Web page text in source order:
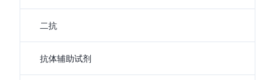
二抗
抗体辅助试剂